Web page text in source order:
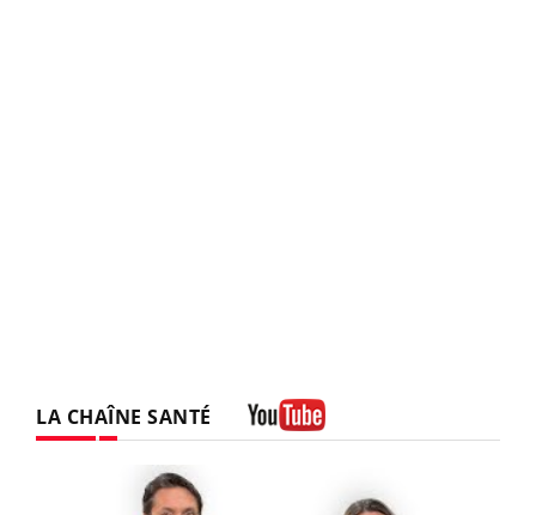
LA CHAÎNE SANTÉ